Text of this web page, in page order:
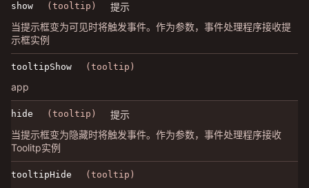
show (tooltip)
提示
当提示框变为可见时将触发事件。作为参数，事件处理程序接收提
示框实例
tooltipShow (tooltip)
app
hide (tooltip)
提示
当提示框变为隐藏时将触发事件。作为参数，事件处理程序接收
Toolitp实例
tooltipHide (tooltip)